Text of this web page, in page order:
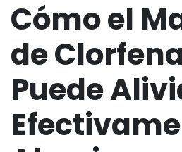
Cómo el
de
Puede